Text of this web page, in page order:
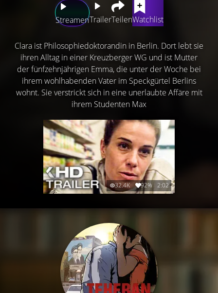
StreamenTrailerTeilenWatchlist
Clara ist Philosophiedoktorandin in Berlin. Dort lebt sie
ihren Alltag in einer Kreuzberger WG und ist Mutter
der fünfzehnjährigen Emma, die unter der Woche bei
ihrem wohlhabenden Vater im Speckgürtel Berlins
wohnt. Sie verstrickt sich in eine unerlaubte Affäre mit
ihrem Studenten Max
32.4K 92% 2:02